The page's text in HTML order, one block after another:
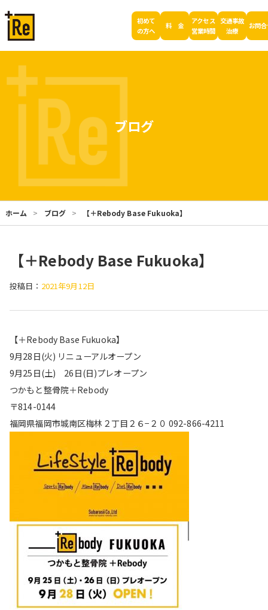
初めて
の方へ
料 金
アクセス
営業時間
交通事故
治療
お問
ブログ
ホーム ブログ 【＋Rebody Base Fukuoka】
【＋Rebody Base Fukuoka】
投稿日： 2021年9月12日
【＋Rebody Base Fukuoka】
9月28日(火) リニューアルオープン
9月25日(土) 26日(日)プレオープン
つかもと整骨院＋Rebody
〒814-0144
福岡県福岡市城南区梅林２丁目２６−２０ 092-866-4211